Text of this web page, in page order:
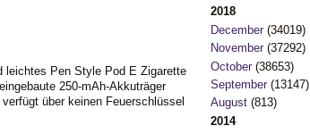
Pen Style Pod E Zigarette
250-mAh-Akkuträger
über keinen Feuerschlüssel
2018
December(34019)
November(37292)
October(38653)
September(13147)
August(813)
2014